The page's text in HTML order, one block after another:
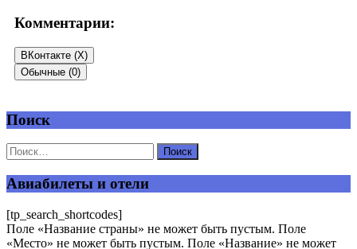
Комментарии:
ВКонтакте (X)
Обычные (0)
Добавить комментарий
Ваш адрес email не будет опубликован.
Поиск
Авиабилеты и отели
[tp_search_shortcodes]
Поле «Название страны» не может быть пустым. Поле
«Место» не может быть пустым. Поле «Название» не может